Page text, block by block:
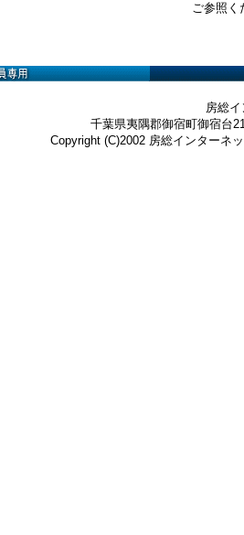
ご参照くだ
房総
千葉県夷隅郡御宿町御宿台
Copyright (C)2002 房総インターネ